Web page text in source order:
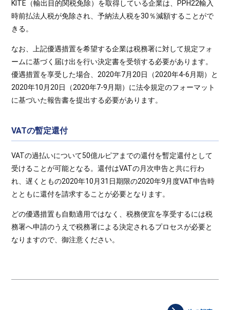
KITE（輸出目的関税免除）を取得している企業は、PPH22輸入
時前払法人税が免除され、予納法人税を30％減額することがで
きる。
なお、上記優遇措置を希望する企業は税務署に対して規定フォ
ームに基づく届け出を行い決定書を受領する必要があります。
優遇措置を享受した場合、2020年7月20日（2020年4-6月期）と
2020年10月20日（2020年7-9月期）に法令規定のフォーマット
に基づいた報告書を提出する必要があります。
VATの暫定還付
VATの過払いについて50億ルピアまでの還付を暫定還付として
受けることが可能となる。還付はVATの月次申告と共に行わ
れ、遅くともの2020年10月31日期限の2020年9月度VAT申告時
とともに還付を請求することが必要となります。
どの優遇措置も自動適用ではなく、税務便宜を享受するには税
務署へ申請のうえで税務署による決定されるプロセスが必要と
なりますので、御注意ください。